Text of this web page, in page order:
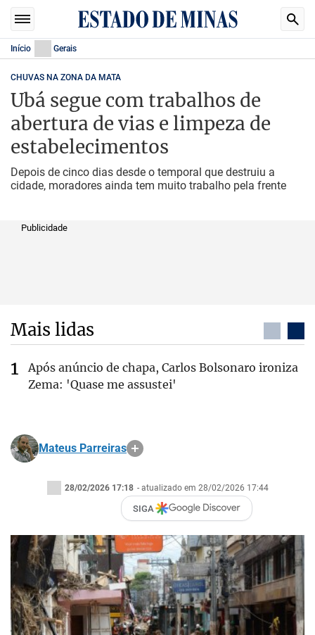
Início Gerais
CHUVAS NA ZONA DA MATA
Ubá segue com trabalhos de
abertura de vias e limpeza de
estabelecimentos
Depois de cinco dias desde o temporal que destruiu a
cidade, moradores ainda tem muito trabalho pela frente
Publicidade
Mais lidas
Após anúncio de chapa, Carlos Bolsonaro ironiza
Zema: 'Quase me assustei'
Mateus Parreiras
28/02/2026 17:18 - atualizado em 28/02/2026 17:44
SIGA